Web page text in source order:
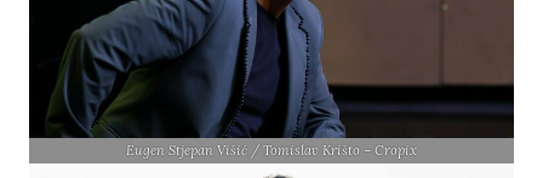
Eugen Stjepan Višić / Tomislav Krišto – Cropix